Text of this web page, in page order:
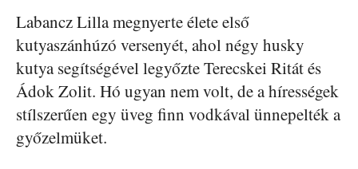
Labancz Lilla megnyerte élete első
kutyaszánhúzó versenyét, ahol négy husky
kutya segítségével legyőzte Terecskei Ritát és
Ádok Zolit. Hó ugyan nem volt, de a hírességek
stílszerűen egy üveg finn vodkával ünnepelték a
győzelmüket.